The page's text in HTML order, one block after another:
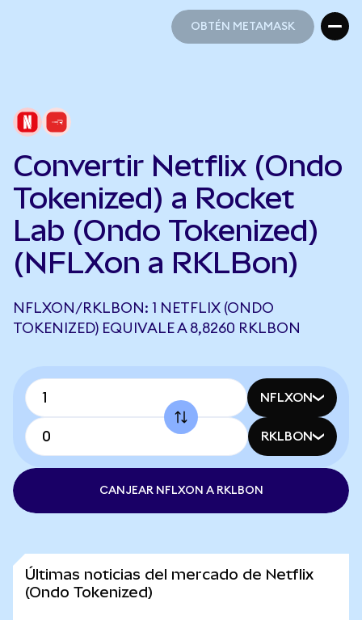
OBTÉN METAMASK
Convertir Netflix (Ondo
Tokenized) a Rocket
Lab (Ondo Tokenized)
(NFLXon a RKLBon)
NFLXON/RKLBON: 1 NETFLIX (ONDO
TOKENIZED) EQUIVALE A 8,8260 RKLBON
NFLXON
RKLBON
CANJEAR NFLXON A RKLBON
Últimas noticias del mercado de Netflix
(Ondo Tokenized)